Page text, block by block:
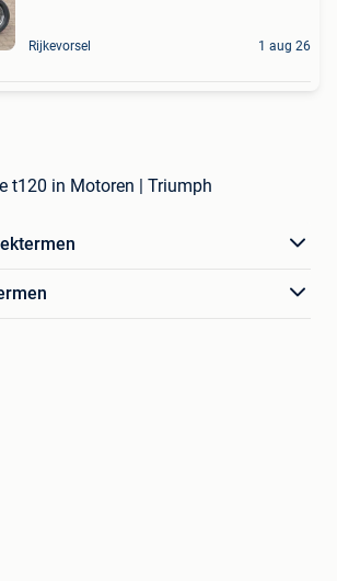
Rijkevorsel 1 aug 26
t120 in Motoren | Triumph